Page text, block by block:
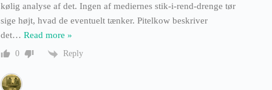
kølig analyse af det. Ingen af mediernes stik-i-rend-drenge tør
sige højt, hvad de eventuelt tænker. Pitelkow beskriver
det… Read more »
0 Reply